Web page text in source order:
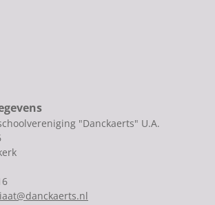
"Danckaerts" U.A.